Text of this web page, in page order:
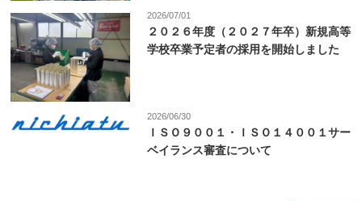
2026/07/01
２０２６年度（２０２７年卒）新規高等
学校卒業予定者の採用を開始しました
2026/06/30
ＩＳＯ９００１・ＩＳＯ１４００１サー
ベイランス審査について